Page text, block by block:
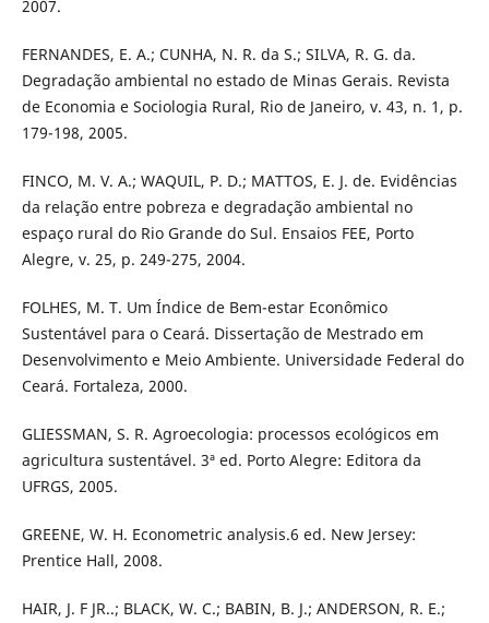
2007.
FERNANDES, E. A.; CUNHA, N. R. da S.; SILVA, R. G. da.
Degradação ambiental no estado de Minas Gerais. Revista
de Economia e Sociologia Rural, Rio de Janeiro, v. 43, n. 1, p.
179-198, 2005.
FINCO, M. V. A.; WAQUIL, P. D.; MATTOS, E. J. de. Evidências
da relação entre pobreza e degradação ambiental no
espaço rural do Rio Grande do Sul. Ensaios FEE, Porto
Alegre, v. 25, p. 249-275, 2004.
FOLHES, M. T. Um Índice de Bem-estar Econômico
Sustentável para o Ceará. Dissertação de Mestrado em
Desenvolvimento e Meio Ambiente. Universidade Federal do
Ceará. Fortaleza, 2000.
GLIESSMAN, S. R. Agroecologia: processos ecológicos em
agricultura sustentável. 3ª ed. Porto Alegre: Editora da
UFRGS, 2005.
GREENE, W. H. Econometric analysis.6 ed. New Jersey:
Prentice Hall, 2008.
HAIR, J. F JR..; BLACK, W. C.; BABIN, B. J.; ANDERSON, R. E.;